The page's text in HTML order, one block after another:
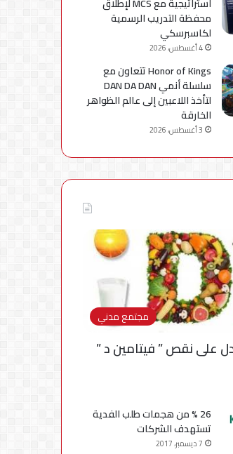
محفظة التدريب الرسمية
لكاسبرسكي
4 أغسطس، 2026
Honor of Kings تتعاون مع
سلسلة أنمي DAN DA DAN
لتأخذ اللاعبين إلى عالم الظواهر
الخارقة
3 أغسطس، 2026
مجتمع مدني
تدل على نقص ” فيتامين د ”
26 % من هجمات طلب الفدية
تستهدف الشركات
7 ديسمبر، 2017